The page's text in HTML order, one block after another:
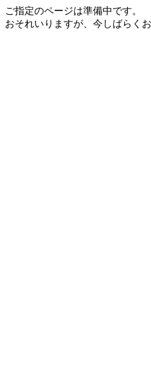
ご指定のページは準備中です。
おそれいりますが、今しばらく